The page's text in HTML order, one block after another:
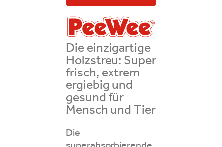
Die einzigartige
Holzstreu: Super
frisch, extrem
ergiebig und
gesund für
Mensch und Tier
Die